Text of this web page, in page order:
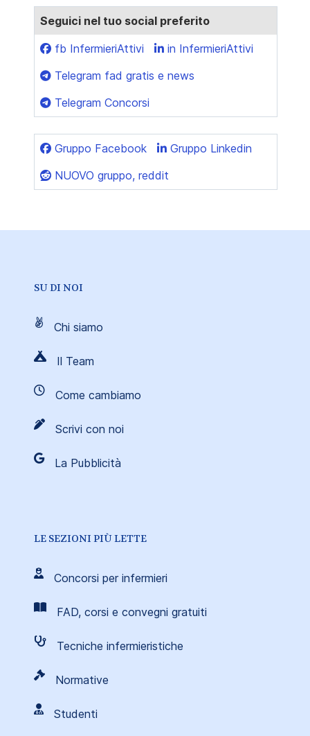
Seguici nel tuo social preferito
fb InfermieriAttivi
in InfermieriAttivi
Telegram fad gratis e news
Telegram Concorsi
Gruppo Facebook
Gruppo Linkedin
NUOVO gruppo, reddit
SU DI NOI
Chi siamo
Il Team
Come cambiamo
Scrivi con noi
La Pubblicità
LE SEZIONI PIÙ LETTE
Concorsi per infermieri
FAD, corsi e convegni gratuiti
Tecniche infermieristiche
Normative
Studenti